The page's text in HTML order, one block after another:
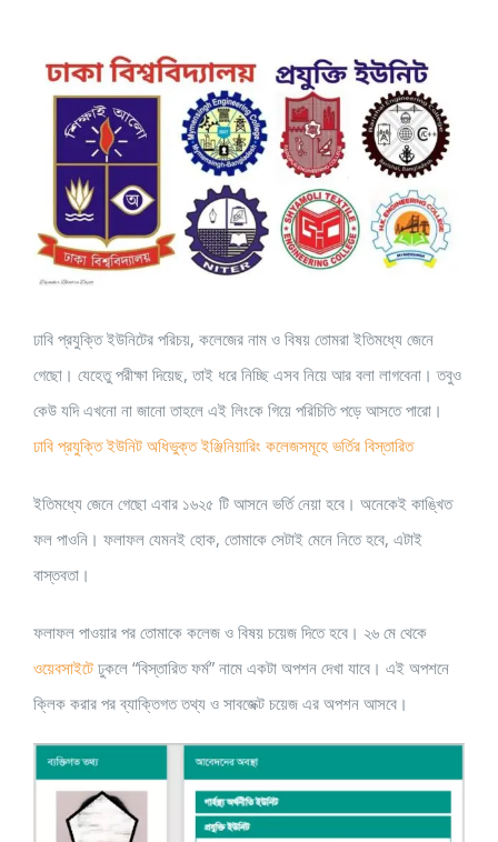
View
Larger
Image
ঢাবি প্রযুক্তি ইউনিটের পরিচয়, কলেজের নাম ও বিষয় তোমরা ইতিমধ্যে জেনে
গেছো। যেহেতু পরীক্ষা দিয়েছ, তাই ধরে নিচ্ছি এসব নিয়ে আর বলা লাগবেনা। তবুও
কেউ যদি এখনো না জানো তাহলে এই লিংকে গিয়ে পরিচিতি পড়ে আসতে পারো।
ঢাবি প্রযুক্তি ইউনিট অধিভুক্ত ইঞ্জিনিয়ারিং কলেজসমূহে ভর্তির বিস্তারিত
ইতিমধ্যে জেনে গেছো এবার ১৬২৫ টি আসনে ভর্তি নেয়া হবে। অনেকেই কাঙ্খিত
ফল পাওনি। ফলাফল যেমনই হোক, তোমাকে সেটাই মেনে নিতে হবে, এটাই
বাস্তবতা।
ফলাফল পাওয়ার পর তোমাকে কলেজ ও বিষয় চয়েজ দিতে হবে। ২৬ মে থেকে
ওয়েবসাইটে ঢুকলে “বিস্তারিত ফর্ম” নামে একটা অপশন দেখা যাবে। এই অপশনে
ক্লিক করার পর ব্যাক্তিগত তথ্য ও সাবজেক্ট চয়েজ এর অপশন আসবে।